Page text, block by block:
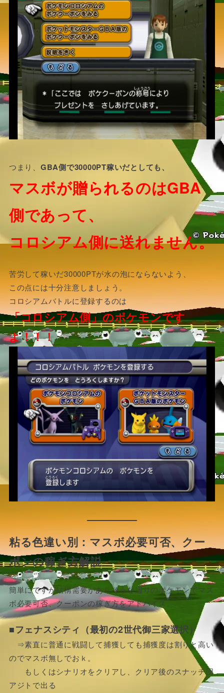
つまり、 GBA側で30000PT稼いだとしても、
マスボが贈られるのはGBA
側であって、
コロシアム側に送れません。
苦労して稼いだ30000PTが水の泡にならないよう、
この点には十分注意しましょう。
コロシアムバトルに登録するのは
「コロシアム側」のポケモンです
よ！！！
粘る色違い別：マスボ必要可否、クー
ポンの稼ぎ方解説
簡単にですが結構需要がありそうな辺りのポケモンでマス
ボ必要可否、クーポンの稼ぎ方をアドバイス。
■フェナスシティ（最初の2世代御三家選択）
⇒素直に普通に戦闘して捕獲しても捕獲度は割りと高い
のでマスボ無しでおｋ。
もしくはシナリオをクリアし、クリア後のスナッチ団
アジトで出る